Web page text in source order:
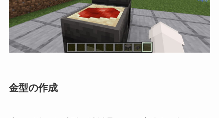
金型の作成